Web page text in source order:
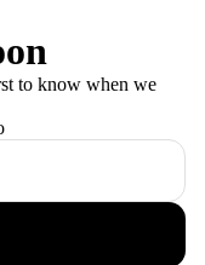
to know when we